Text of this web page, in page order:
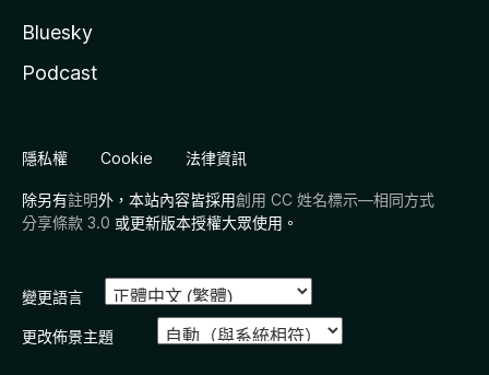
Bluesky
Podcast
隱私權 Cookie 法律資訊
除另有註明外，本站內容皆採用創用 CC 姓名標示—相同方式
分享條款 3.0 或更新版本授權大眾使用。
變更語言
更改佈景主題